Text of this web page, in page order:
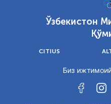
Ўзбекистон
CITIUS
Биз